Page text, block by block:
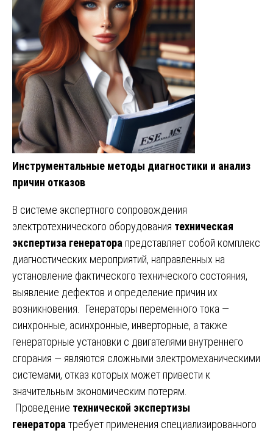
Инструментальные методы диагностики и анализ
причин отказов
В системе экспертного сопровождения
электротехнического оборудования техническая
экспертиза генератора представляет собой комплекс
диагностических мероприятий, направленных на
установление фактического технического состояния,
выявление дефектов и определение причин их
возникновения. Генераторы переменного тока —
синхронные, асинхронные, инверторные, а также
генераторные установки с двигателями внутреннего
сгорания — являются сложными электромеханическими
системами, отказ которых может привести к
значительным экономическим потерям.
Проведение технической экспертизы
генератора требует применения специализированного